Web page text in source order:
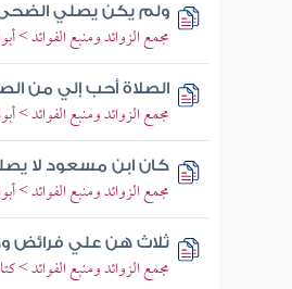
ولم يكن يصلي
مجمع الزوائد ومنبع الفوائد >
الصلاة أحب إلي من
مجمع الزوائد ومنبع الفوائد >
كان ابن مسعود لا
مجمع الزوائد ومنبع الفوائد >
ثلاث هن علي فرائض
مجمع الزوائد ومنبع الفوائد